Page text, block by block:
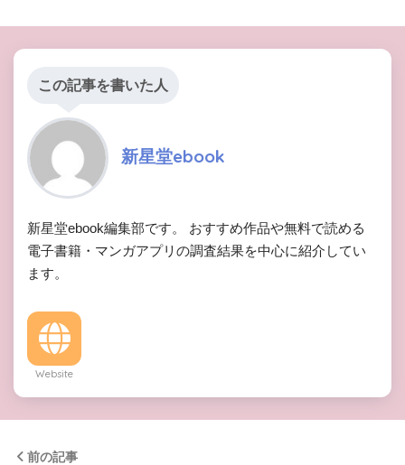
この記事を書いた人
新星堂ebook
新星堂ebook編集部です。 おすすめ作品や無料で読める
電子書籍・マンガアプリの調査結果を中心に紹介してい
ます。
Website
前の記事